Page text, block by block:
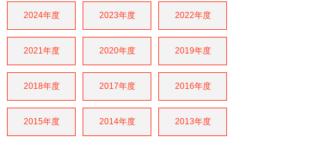
2024年度 2023年度 2022年度
2021年度 2020年度 2019年度
2018年度 2017年度 2016年度
2015年度 2014年度 2013年度